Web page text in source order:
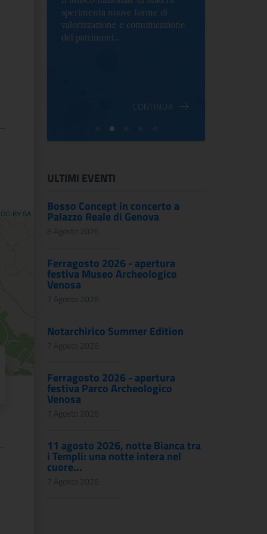
CC-BY-SA
sperimenta nuove forme di
valorizzazione e comunicazione
del patrimoni...
CONTINUA
ULTIMI EVENTI
Bosso Concept in concerto a
Palazzo Reale di Genova
8 Agosto 2026
Ferragosto 2026 - apertura
festiva Museo Archeologico
Venosa
7 Agosto 2026
Notarchirico Summer Edition
7 Agosto 2026
Ferragosto 2026 - apertura
festiva Parco Archeologico
Venosa
7 Agosto 2026
11 agosto 2026, notte Bianca tra
i Templi: una notte intera nel
cuore...
7 Agosto 2026